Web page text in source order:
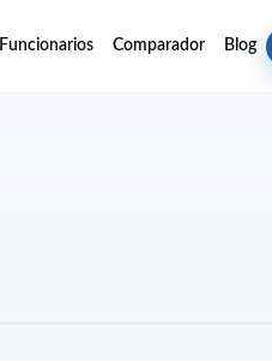
Funcionarios Comparador Blog